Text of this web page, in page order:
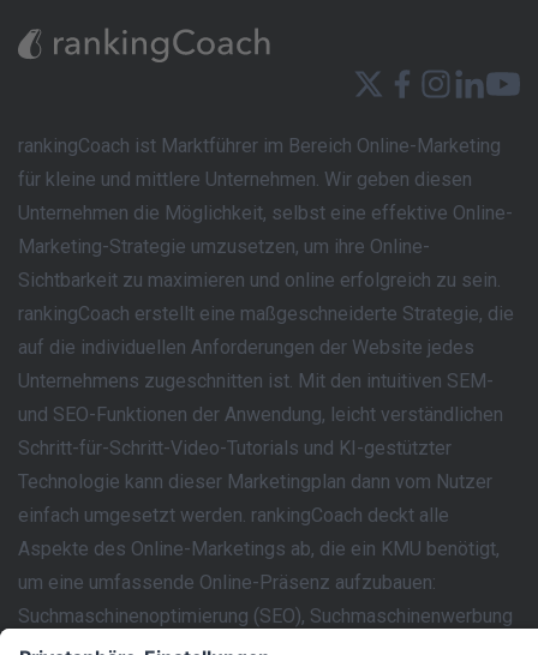
rankingCoach ist Marktführer im Bereich Online-Marketing
für kleine und mittlere Unternehmen. Wir geben diesen
Unternehmen die Möglichkeit, selbst eine effektive Online-
Marketing-Strategie umzusetzen, um ihre Online-
Sichtbarkeit zu maximieren und online erfolgreich zu sein.
rankingCoach erstellt eine maßgeschneiderte Strategie, die
auf die individuellen Anforderungen der Website jedes
Unternehmens zugeschnitten ist. Mit den intuitiven SEM-
und SEO-Funktionen der Anwendung, leicht verständlichen
Schritt-für-Schritt-Video-Tutorials und KI-gestützter
Technologie kann dieser Marketingplan dann vom Nutzer
einfach umgesetzt werden. rankingCoach deckt alle
Aspekte des Online-Marketings ab, die ein KMU benötigt,
um eine umfassende Online-Präsenz aufzubauen:
Suchmaschinenoptimierung (SEO), Suchmaschinenwerbung
(Google Ads), lokales Marketing, Social-Media-Marketing